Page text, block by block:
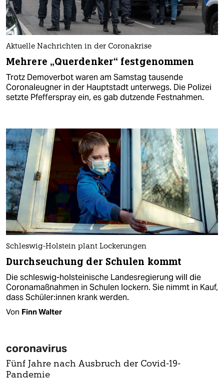
Aktuelle Nachrichten in der Coronakrise
Mehrere „Querdenker“ festgenommen
Trotz Demoverbot waren am Samstag tausende
Coronaleugner in der Hauptstadt unterwegs. Die Polizei
setzte Pfefferspray ein, es gab dutzende Festnahmen.
Schleswig-Holstein plant Lockerungen
Durchseuchung der Schulen kommt
Die schleswig-holsteinische Landesregierung will die
Coronamaßnahmen in Schulen lockern. Sie nimmt in Kauf,
dass Schü­le­r:in­nen krank werden.
Von Finn Walter
coronavirus
Fünf Jahre nach Ausbruch der Covid-19-
Pandemie